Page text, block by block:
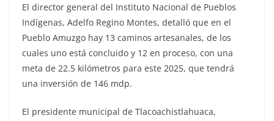
El director general del Instituto Nacional de Pueblos
Indígenas, Adelfo Regino Montes, detalló que en el
Pueblo Amuzgo hay 13 caminos artesanales, de los
cuales uno está concluido y 12 en proceso, con una
meta de 22.5 kilómetros para este 2025, que tendrá
una inversión de 146 mdp.
El presidente municipal de Tlacoachistlahuaca,